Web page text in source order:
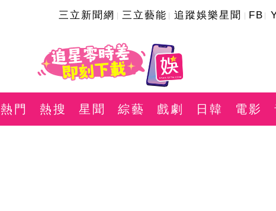
三立新聞網 三立藝能 追蹤娛樂星聞 FB
熱門 熱搜 星聞 綜藝 戲劇 日韓 電影